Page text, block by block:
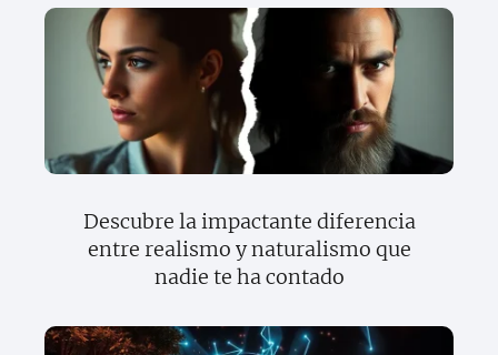
Descubre la impactante diferencia
entre realismo y naturalismo que
nadie te ha contado